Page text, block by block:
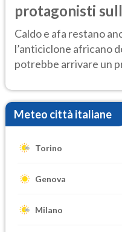
protagonisti
Caldo e afa restano
l’anticiclone africano
potrebbe arrivare un
Meteo città italiane
Torino
Genova
Milano